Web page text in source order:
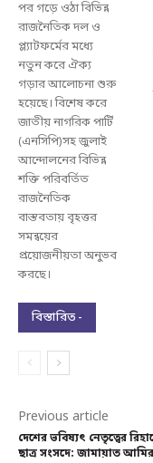
পর গড়ে ওঠা বিভিন্ন
রাজনৈতিক দল ও
প্ল্যাটফর্মের মধ্যে
নতুন করে ঐক্য
গড়ার আলোচনা শুরু
হয়েছে। বিশেষ করে
জাতীয় নাগরিক পার্টি
(এনসিপি)সহ জুলাই
আন্দোলনের বিভিন্ন
শক্তি পরিবর্তিত
রাজনৈতিক
বাস্তবতায় বৃহত্তর
সমন্বয়ের
প্রয়োজনীয়তা অনুভব
করছে।
বিস্তারিত -
Previous article
দেশের ভবিষ্যৎ নেতৃত্বের
ছাত্র সংসদে: জামায়াত আমির